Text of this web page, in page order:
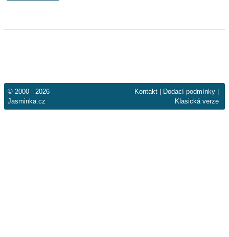
© 2000 - 2026
Jasminka.cz
Kontakt Dodací podmínky